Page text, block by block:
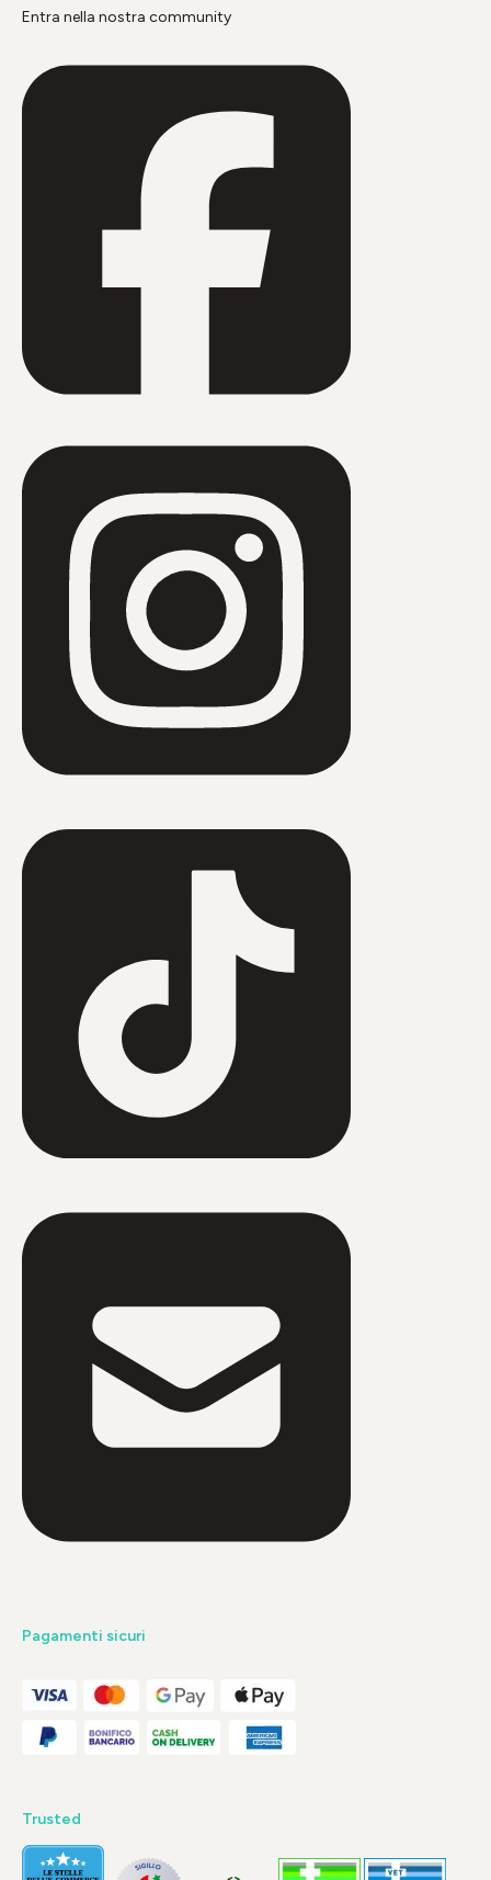
Entra nella nostra community
Pagamenti sicuri
Trusted